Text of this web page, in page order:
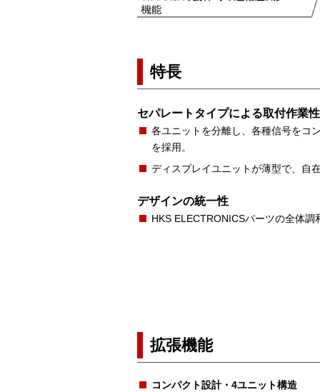
特長
セパレートタイプによる取付作業
各ユニットを分離し、各種信号をコ
を採用。
ディスプレイユニットが薄型で、自
デザインの統一性
HKS ELECTRONICSパーツの全体調
拡張機能
コンパクト設計・4ユニット構造